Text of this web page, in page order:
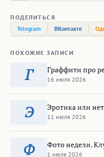
ПОДЕЛИТЬСЯ
Telegram
ВКонтакте
ПОХОЖИЕ ЗАПИСИ
Г Граффити про
16 июля 2026
Э Эротика или
11 июля 2026
Ф Фото недели.
1 июля 2026